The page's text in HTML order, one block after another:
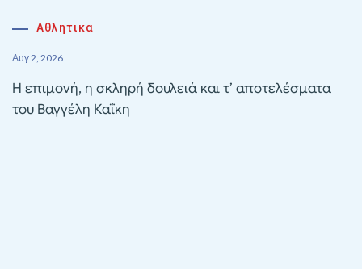
Αθλητικα
Αυγ 2, 2026
Η επιμονή, η σκληρή δουλειά και τ’ αποτελέσματα
του Βαγγέλη Καΐκη